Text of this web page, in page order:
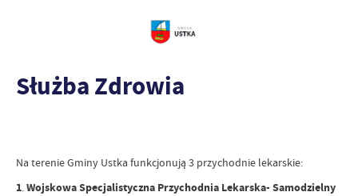
Służba Zdrowia
Na terenie Gminy Ustka funkcjonują 3 przychodnie lekarskie:
1.Wojskowa Specjalistyczna Przychodnia Lekarska- Samodzielny